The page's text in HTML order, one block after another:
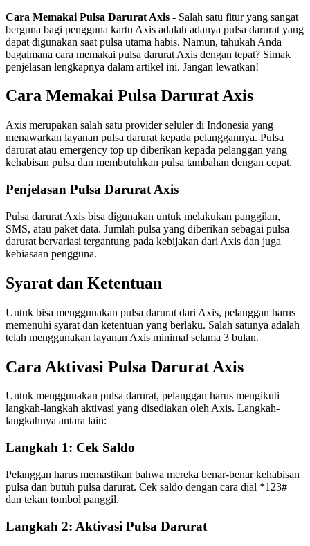
Cara Memakai Pulsa Darurat Axis - Salah satu fitur yang sangat
berguna bagi pengguna kartu Axis adalah adanya pulsa darurat yang
dapat digunakan saat pulsa utama habis. Namun, tahukah Anda
bagaimana cara memakai pulsa darurat Axis dengan tepat? Simak
penjelasan lengkapnya dalam artikel ini. Jangan lewatkan!
Cara Memakai Pulsa Darurat Axis
Axis merupakan salah satu provider seluler di Indonesia yang
menawarkan layanan pulsa darurat kepada pelanggannya. Pulsa
darurat atau emergency top up diberikan kepada pelanggan yang
kehabisan pulsa dan membutuhkan pulsa tambahan dengan cepat.
Penjelasan Pulsa Darurat Axis
Pulsa darurat Axis bisa digunakan untuk melakukan panggilan,
SMS, atau paket data. Jumlah pulsa yang diberikan sebagai pulsa
darurat bervariasi tergantung pada kebijakan dari Axis dan juga
kebiasaan pengguna.
Syarat dan Ketentuan
Untuk bisa menggunakan pulsa darurat dari Axis, pelanggan harus
memenuhi syarat dan ketentuan yang berlaku. Salah satunya adalah
telah menggunakan layanan Axis minimal selama 3 bulan.
Cara Aktivasi Pulsa Darurat Axis
Untuk menggunakan pulsa darurat, pelanggan harus mengikuti
langkah-langkah aktivasi yang disediakan oleh Axis. Langkah-
langkahnya antara lain:
Langkah 1: Cek Saldo
Pelanggan harus memastikan bahwa mereka benar-benar kehabisan
pulsa dan butuh pulsa darurat. Cek saldo dengan cara dial *123#
dan tekan tombol panggil.
Langkah 2: Aktivasi Pulsa Darurat